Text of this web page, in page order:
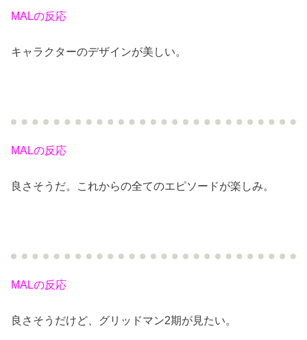
MALの反応
キャラクターのデザインが美しい。
MALの反応
良さそうだ。これからの全てのエピソードが楽しみ。
MALの反応
良さそうだけど、グリッドマン2期が見たい。